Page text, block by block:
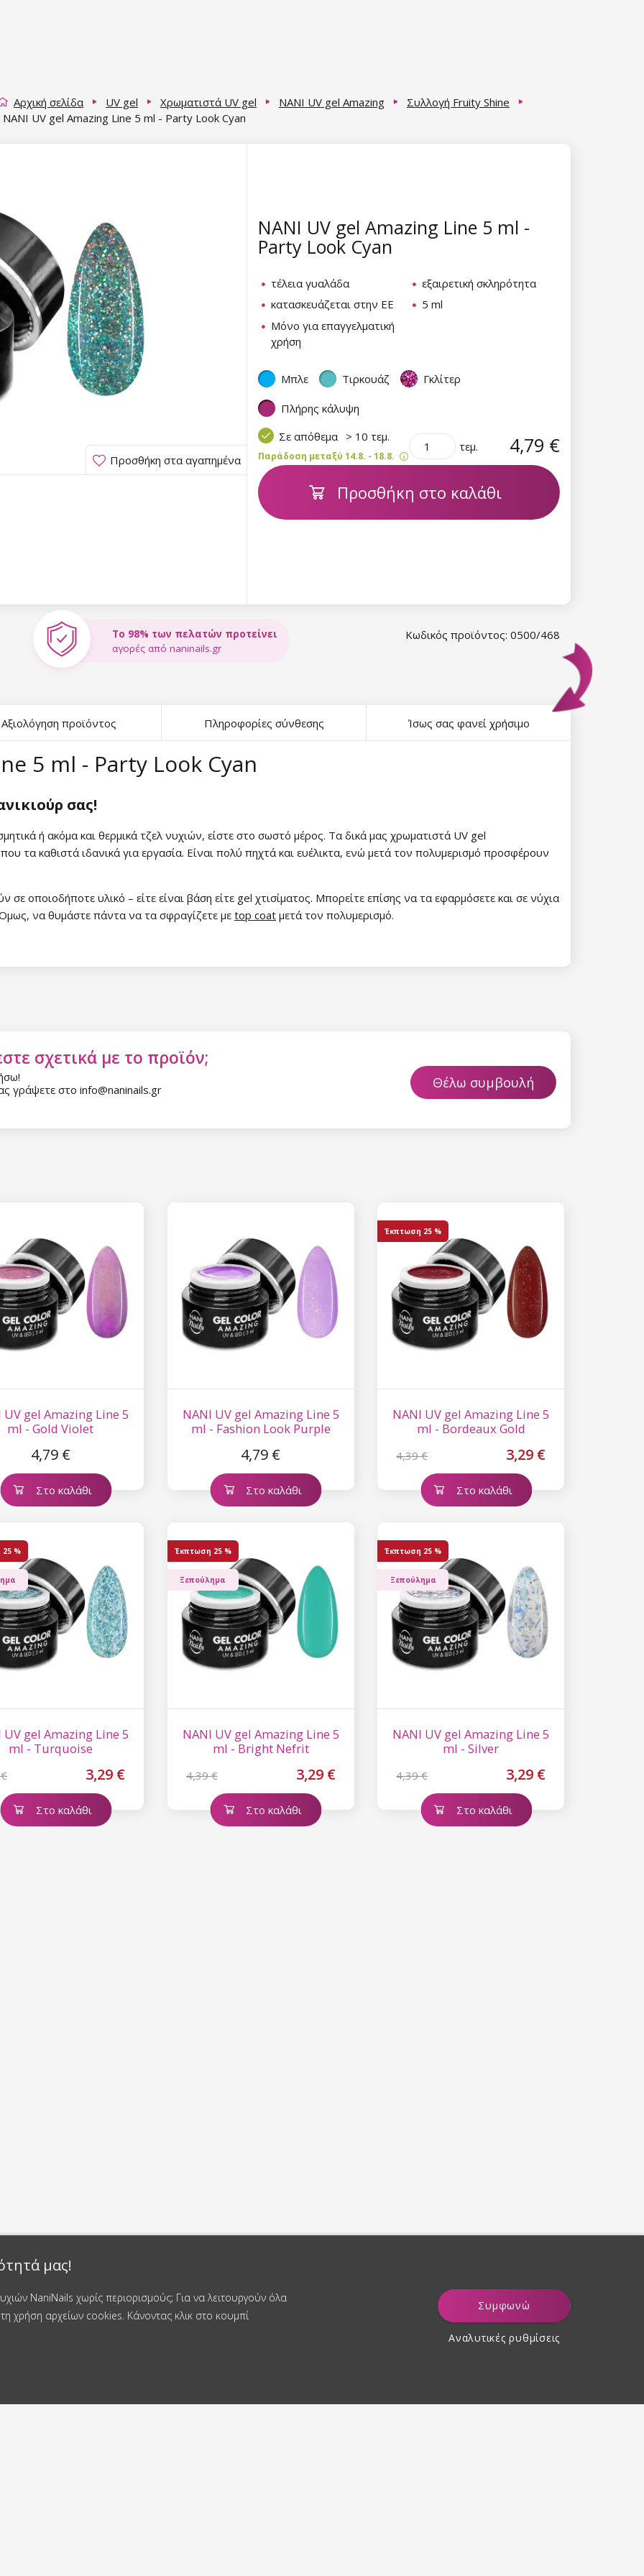
μας!
NaniNails χωρίς περιορισμούς; Για να λειτουργούν όλα
χρήση αρχείων cookies. Κάνοντας κλικ στο κουμπί
Συμφωνώ
Αναλυτικές ρυθμίσεις
Αρχική σελίδα UV gel Χρωματιστά UV gel NANI UV gel Amazing
Συλλογή Fruity Shine
NANI UV gel Amazing Line 5 ml - Party Look Cyan
Προσθήκη στα αγαπημένα
NANI UV gel Amazing Line 5 ml -
Party Look Cyan
τέλεια γυαλάδα
εξαιρετική σκληρότητα
κατασκευάζεται στην ΕΕ
5 ml
Μόνο για επαγγελματική
χρήση
Μπλε Τιρκουάζ Γκλίτερ
Πλήρης κάλυψη
Σε απόθεμα > 10 τεμ.
Παράδοση μεταξύ 14.8. - 18.8.
τεμ. 4,79 €
Προσθήκη στο καλάθι
Κωδικός προϊόντος: 0500/468
Το 98% των πελατών προτείνει
αγορές από naninails.gr
5 ml - Party Look Cyan
σας!
ή ακόμα και θερμικά τζελ νυχιών, είστε στο σωστό μέρος. Τα δικά μας χρωματιστά UV gel
τα καθιστά ιδανικά για εργασία. Είναι πολύ πηχτά και ευέλικτα, ενώ μετά τον πολυμερισμό προσφέρουν
οποιοδήποτε υλικό – είτε είναι βάση είτε gel χτισίματος. Μπορείτε επίσης να τα εφαρμόσετε και σε νύχια
να θυμάστε πάντα να τα σφραγίζετε με top coat μετά τον πολυμερισμό.
Αξιολόγηση προϊόντος Πληροφορίες σύνθεσης Ίσως σας φανεί χρήσιμο
σχετικά με το προϊόν;
γράψετε στο info@naninails.gr
Θέλω συμβουλή
UV gel Amazing Line 5
ml - Gold Violet
4,79 €
Στο καλάθι
NANI UV gel Amazing Line 5
ml - Fashion Look Purple
4,79 €
Στο καλάθι
NANI UV gel Amazing Line 5
ml - Bordeaux Gold
4,39 € 3,29 €
Έκπτωση 25 %
Στο καλάθι
UV gel Amazing Line 5
ml - Turquoise
3,29 €
25 %
Στο καλάθι
NANI UV gel Amazing Line 5
ml - Bright Nefrit
4,39 € 3,29 €
Έκπτωση 25 %
Ξεπούλημα
Στο καλάθι
NANI UV gel Amazing Line 5
ml - Silver
4,39 € 3,29 €
Έκπτωση 25 %
Ξεπούλημα
Στο καλάθι
Εγγραφείτε και κερδίστε έκπτωση
Η ηλεκτρονική σας διεύθυνση είναι ασφαλής σε
εμάς.
Συγκατάθεση για την επεξεργασία
δεδομένων προσωπικού χαρακτήρα